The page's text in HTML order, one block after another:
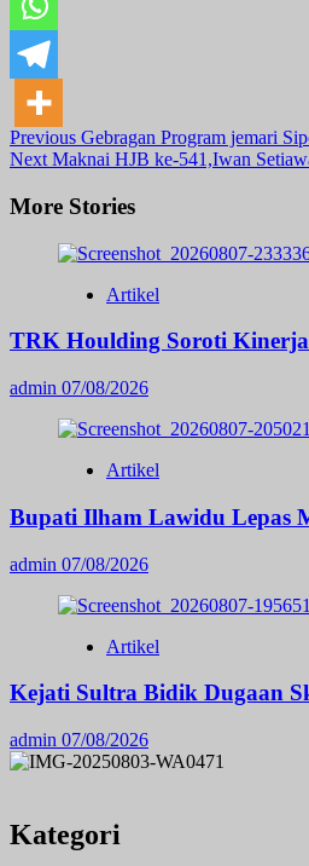
Post
Navigation
Previous Gebragan Program jemari
Next Maknai HJB ke-541,Iwan
More Stories
Artikel
TRK Houlding Soroti
admin 07/08/2026
Artikel
Bupati Ilham Lawidu Lepas
admin 07/08/2026
Artikel
Kejati Sultra Bidik Dugaan
admin 07/08/2026
Kategori